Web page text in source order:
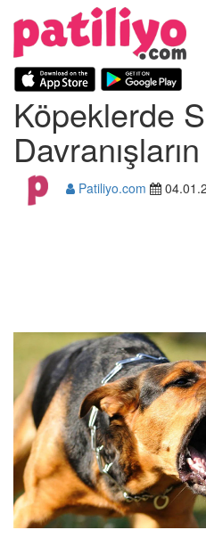
Köpeklerde
Patiliyo.com